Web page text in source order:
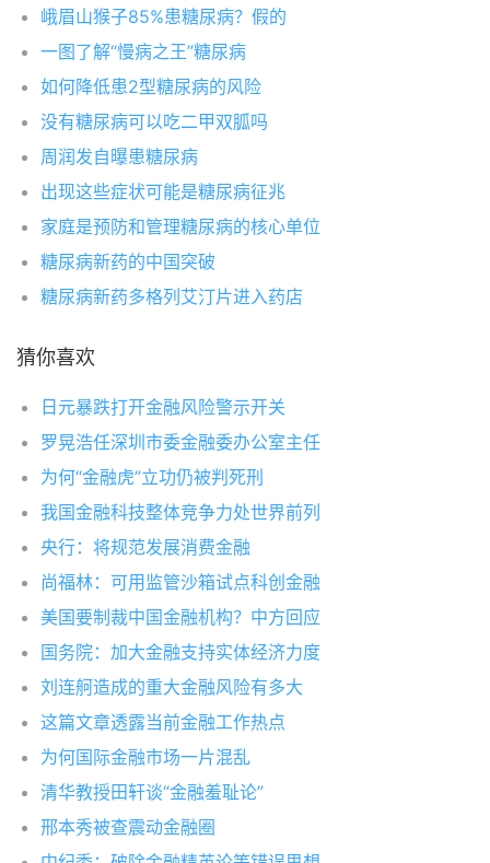
峨眉山猴子85%患糖尿病？假的
一图了解“慢病之王”糖尿病
如何降低患2型糖尿病的风险
没有糖尿病可以吃二甲双胍吗
周润发自曝患糖尿病
出现这些症状可能是糖尿病征兆
家庭是预防和管理糖尿病的核心单位
糖尿病新药的中国突破
糖尿病新药多格列艾汀片进入药店
猜你喜欢
日元暴跌打开金融风险警示开关
罗晃浩任深圳市委金融委办公室主任
为何“金融虎”立功仍被判死刑
我国金融科技整体竞争力处世界前列
央行：将规范发展消费金融
尚福林：可用监管沙箱试点科创金融
美国要制裁中国金融机构？中方回应
国务院：加大金融支持实体经济力度
刘连舸造成的重大金融风险有多大
这篇文章透露当前金融工作热点
为何国际金融市场一片混乱
清华教授田轩谈“金融羞耻论”
邢本秀被查震动金融圈